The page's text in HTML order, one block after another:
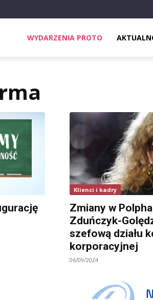
WYDARZENIA PROTO
Klienci i kadry
Zmiany w
Zduńczyk-
szefową działu
korporacyjnej
06/09/2024